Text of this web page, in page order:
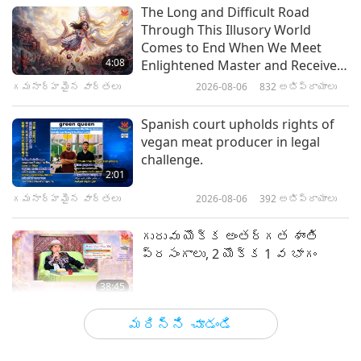
17:15
Be a Loving, Effective
Communicator
15:05
In Search of Happiness
మరిన్ని చూడండి
4:08
The Long and Difficult Road
Through This Illusory World
Comes to End When We Meet
Enlightened Master and Receive
గమనార్హమైన వార్తలు 2026-08-06 832 అభిప్రాయాలు
2:01
Spanish court upholds rights of
vegan meat producer in legal
challenge.
గమనార్హమైన వార్తలు 2026-08-06 392 అభిప్రాయాలు
38:45
గురువు యొక్క అంతర్గత శాంతి
ప్రసంగాలు, 2 యొక్క 1 వ భాగం
మాస్టర్ మరియు శిష్యుల మధ్య 2026-08-06 1047